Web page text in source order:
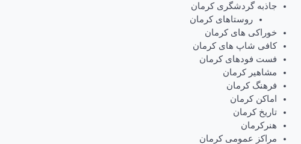
جاذبه گردشگری کرمان
روستاهای کرمان
خوراکی های کرمان
کافی شاپ های کرمان
فست فودهای کرمان
مشاهیر کرمان
فرهنگ کرمان
اماکن کرمان
تاریخ کرمان
هنرکرمان
مراکز عمومی کرمان